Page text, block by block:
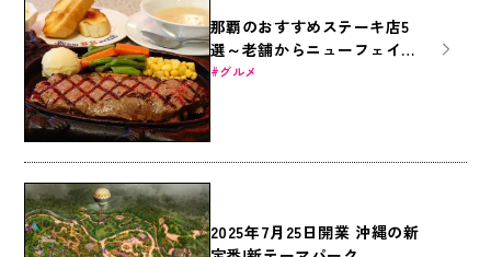
那覇のおすすめステーキ店5
選～老舗からニューフェイス
まで～
グルメ
2025年7月25日開業 沖縄の新